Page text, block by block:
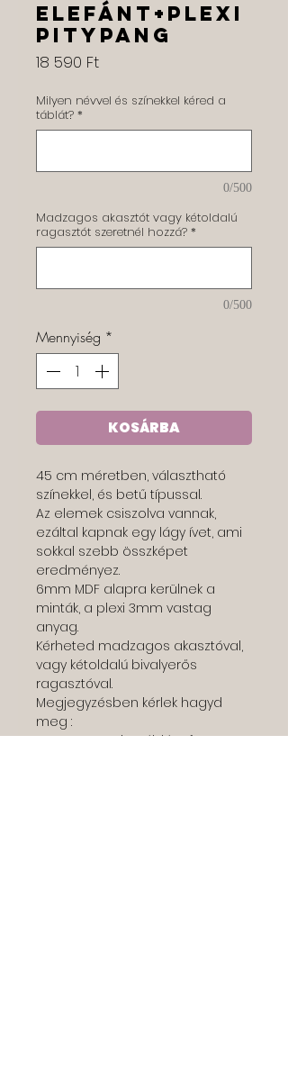
Elefánt+plexi
pitypang
18 590 FtÁr
Milyen névvel és színekkel kéred a
táblát? *
0/500
Madzagos akasztót vagy kétoldalú
ragasztót szeretnél hozzá? *
0/500
Mennyiség *
KOSÁRBA
45 cm méretben, választható
színekkel, és betű típussal.
Az elemek csiszolva vannak,
ezáltal kapnak egy lágy ívet, ami
sokkal szebb összképet
eredményez.
6mm MDF alapra kerülnek a
minták, a plexi 3mm vastag
anyag.
Kérheted madzagos akasztóval,
vagy kétoldalú bivalyerős
ragasztóval.
Megjegyzésben kérlek hagyd
meg :
- a nevet ami a táblára fog